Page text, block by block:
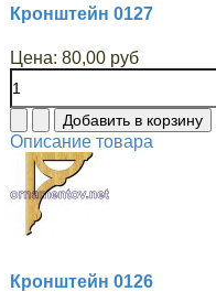
Кронштейн 0127
Цена: 80,00 руб
Описание товара
Кронштейн 0126